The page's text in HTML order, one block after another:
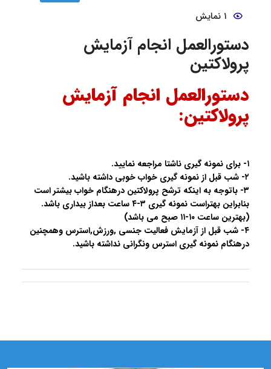
۱ نمایش
دستورالعمل انجام آزمایش
پرولاکتین
دستورالعمل انجام آزمایش
پرولاکتین:
١- براى نمونه گیرى ناشتا مراجعه نماييد.
٢- شب قبل از نمونه گيرى خواب خوبى داشته باشيد.
٣- باتوجه به اينكه ترشح پرولاكتين درهنگام خواب بيشتر است
بنابراين بهتراست نمونه گيرى ٣-٤ ساعت بعداز بيدارى باشد.
(بهترين ساعت ١٠-١١ صبح مى باشد)
٤- شب قبل از آزمايش فعاليت جنسى ,ورزش,استرس وهمچنين
درهنگام نمونه گيرى استرس ونگرانى نداشته باشيد.